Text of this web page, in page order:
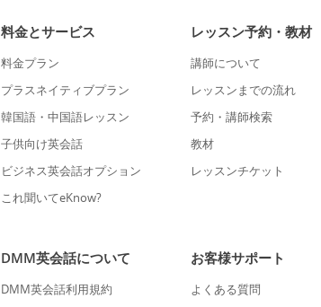
料金とサービス
料金プラン
プラスネイティブプラン
韓国語・中国語レッスン
子供向け英会話
ビジネス英会話オプション
これ聞いてeKnow?
レッスン予約・教材
講師について
レッスンまでの流れ
予約・講師検索
教材
レッスンチケット
DMM英会話について
DMM英会話利用規約
お客様サポート
よくある質問